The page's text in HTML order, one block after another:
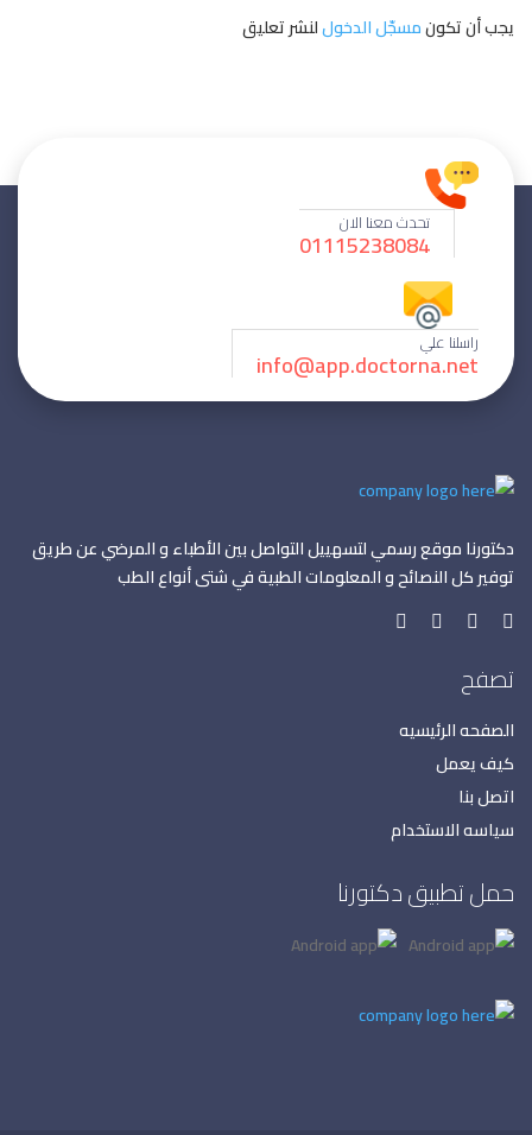
يجب أن تكونمسجّل الدخوللنشر تعليق
تحدث معنا الان
01115238084
راسلنا علي
info@app.doctorna.net
دكتورنا موقع رسمي لتسهييل التواصل بين الأطباء و المرضي عن طريق
توفير كل النصائح و المعلومات الطبية في شتى أنواع الطب
تصفح
الصفحه الرئيسيه
كيف يعمل
اتصل بنا
سياسه الاستخدام
حمل تطبيق دكتورنا